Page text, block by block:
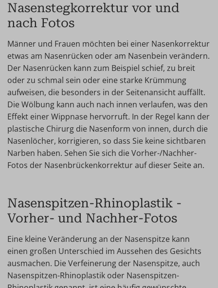
Nasenstegkorrektur vor und
nach Fotos
Männer und Frauen möchten bei einer Nasenkorrektur
etwas am Nasenrücken oder am Nasenbein verändern.
Der Nasenrücken kann zum Beispiel schief, zu breit
oder zu schmal sein oder eine starke Krümmung
aufweisen, die besonders in der Seitenansicht auffällt.
Die Wölbung kann auch nach innen verlaufen, was den
Effekt einer Wippnase hervorruft. In der Regel kann der
plastische Chirurg die Nasenform von innen, durch die
Nasenlöcher, korrigieren, so dass Sie keine sichtbaren
Narben haben. Sehen Sie sich die Vorher-/Nachher-
Fotos der Nasenbrückenkorrektur auf dieser Seite an.
Nasenspitzen-Rhinoplastik -
Vorher- und Nachher-Fotos
Eine kleine Veränderung an der Nasenspitze kann
einen großen Unterschied im Aussehen des Gesichts
ausmachen. Die Verfeinerung der Nasenspitze, auch
Nasenspitzen-Rhinoplastik oder Nasenspitzen-